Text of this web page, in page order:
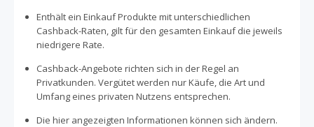
Enthält ein Einkauf Produkte mit unterschiedlichen
Cashback-Raten, gilt für den gesamten Einkauf die jeweils
niedrigere Rate.
Cashback-Angebote richten sich in der Regel an
Privatkunden. Vergütet werden nur Käufe, die Art und
Umfang eines privaten Nutzens entsprechen.
Die hier angezeigten Informationen können sich ändern.